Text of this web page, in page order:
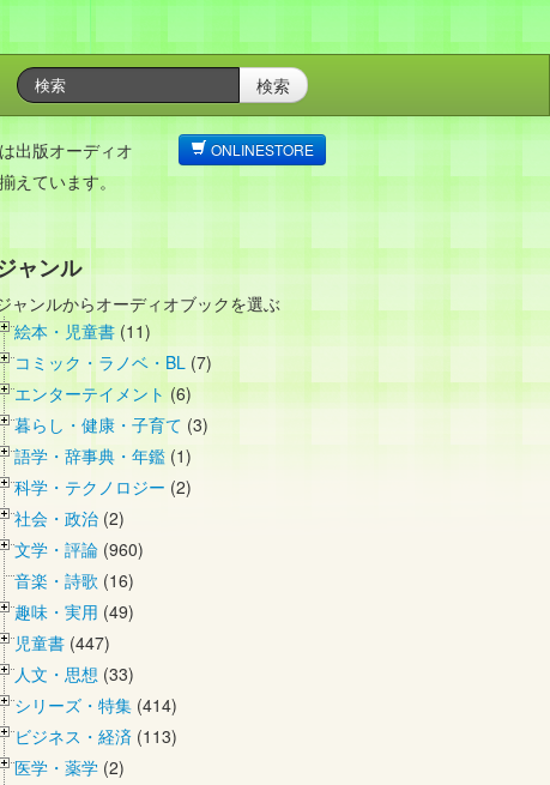
検索
出版オーディオ
えています。
ONLINESTORE
ャンル
ャンルからオーディオブックを選ぶ
絵本・児童書 (11)
コミック・ラノベ・BL (7)
エンターテイメント (6)
暮らし・健康・子育て (3)
語学・辞事典・年鑑 (1)
科学・テクノロジー (2)
社会・政治 (2)
文学・評論 (960)
音楽・詩歌 (16)
趣味・実用 (49)
児童書 (447)
人文・思想 (33)
シリーズ・特集 (414)
ビジネス・経済 (113)
医学・薬学 (2)